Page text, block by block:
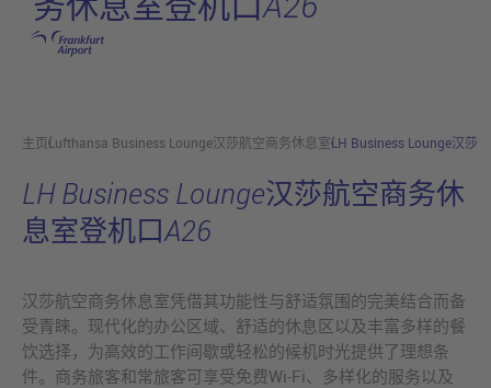
跳转至主页
主页Lufthansa Business Lounge汉莎航空商务休息室LH Business Lounge汉莎
LH Business Lounge汉莎航空商务休
息室登机口A26
汉莎航空商务休息室凭借其功能性与舒适氛围的完美结合而备
受青睐。现代化的办公区域、舒适的休息区以及丰富多样的餐
饮选择，为高效的工作间歇或轻松的候机时光提供了理想条
件。商务旅客和常旅客可享受免费Wi-Fi、多样化的服务以及